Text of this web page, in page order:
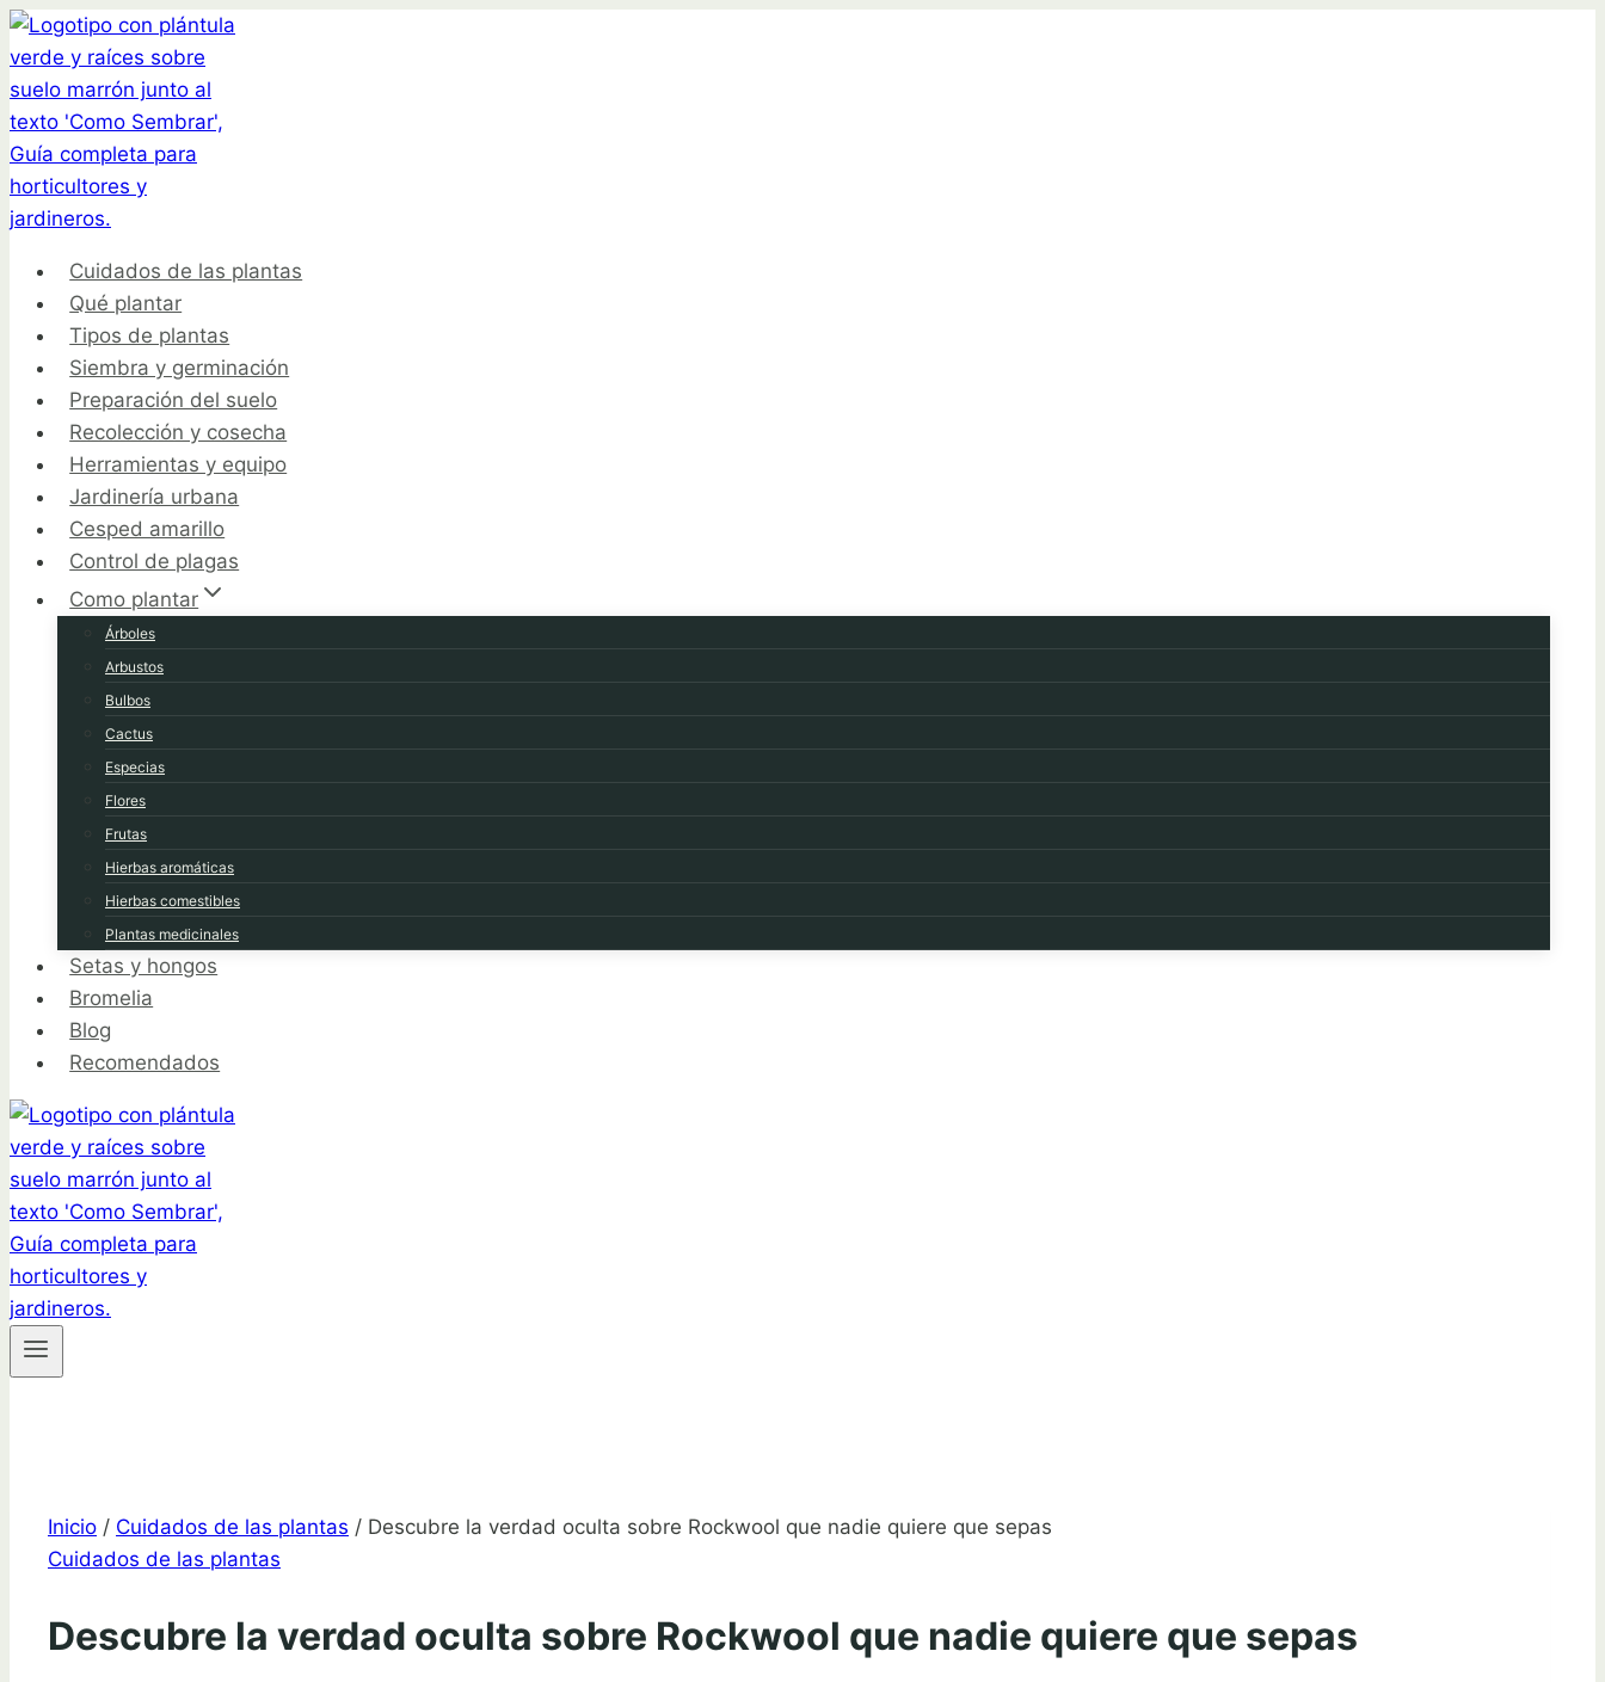
Saltar
al
contenido
Cuidados de las plantas
Qué plantar
Tipos de plantas
Siembra y germinación
Preparación del suelo
Recolección y cosecha
Herramientas y equipo
Jardinería urbana
Cesped amarillo
Control de plagas
Como plantar
Árboles
Arbustos
Bulbos
Cactus
Especias
Flores
Frutas
Hierbas aromáticas
Hierbas comestibles
Plantas medicinales
Setas y hongos
Bromelia
Blog
Recomendados
Inicio / Cuidados de las plantas / Descubre la verdad oculta sobre Rockwool que nadie quiere que sepas
Cuidados de las plantas
Descubre la verdad oculta sobre Rockwool que nadie quiere que sepas